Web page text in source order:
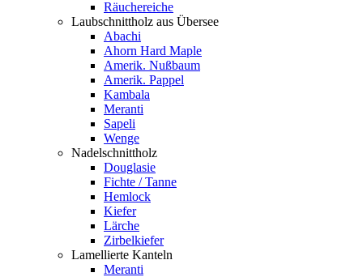
Räuchereiche
Laubschnittholz aus Übersee
Abachi
Ahorn Hard Maple
Amerik. Nußbaum
Amerik. Pappel
Kambala
Meranti
Sapeli
Wenge
Nadelschnittholz
Douglasie
Fichte / Tanne
Hemlock
Kiefer
Lärche
Zirbelkiefer
Lamellierte Kanteln
Meranti